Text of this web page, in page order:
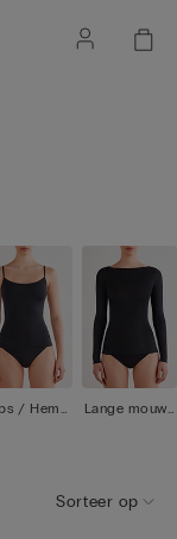
/ Hemd
Lange mouwe
Sorteer op